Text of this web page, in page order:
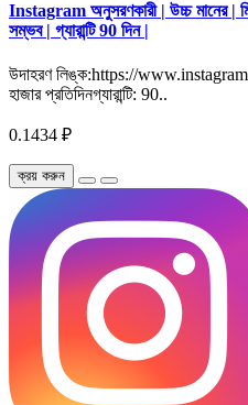
Instagram অনুসরণকারী | উচ্চ মানের |
সম্ভব | গ্যারান্টি 90 দিন |
উদাহরণ লিঙ্ক:https://
হাজার প্রতিদিনগ্যারান্টি: 90..
0.1434 ₽
ক্রয় করুন